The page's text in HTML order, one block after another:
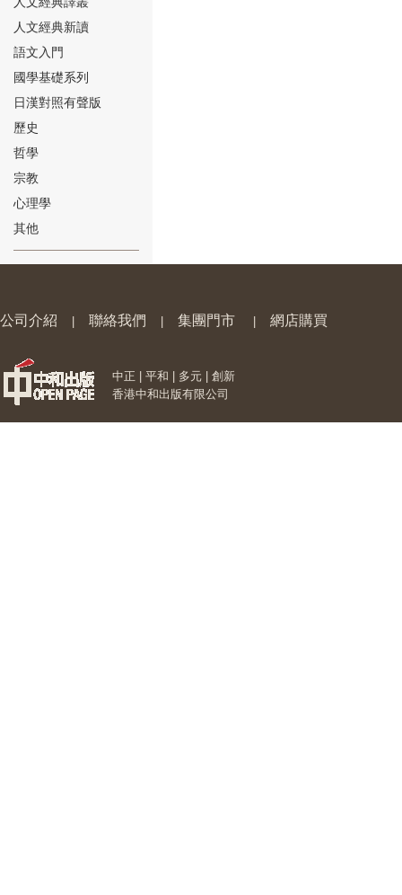
⑱
⑳
人文經典新讀
語文入門
國學基礎系列
日漢對照有聲版
歷史
哲學
宗教
心理學
其他
公司介紹 聯絡我們 集團門市 網店購買
中正 | 平和 | 多元 | 創新
香港中和出版有限公司